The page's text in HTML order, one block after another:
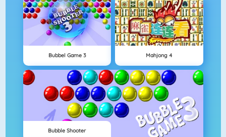
Bubbel Game 3 Mahjong 4
Bubble Shooter